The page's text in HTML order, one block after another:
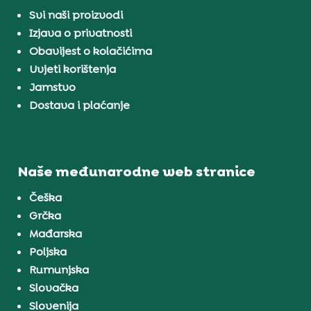
Svi naši proizvodi
Izjava o privatnosti
Obavijest o kolačićima
Uvjeti korištenja
Jamstvo
Dostava i plaćanje
Naše međunarodne web stranice
Češka
Grčka
Mađarska
Poljska
Rumunjska
Slovačka
Slovenija